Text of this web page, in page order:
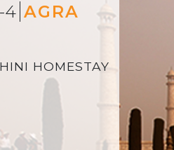
4 AGRA
HOMESTAY